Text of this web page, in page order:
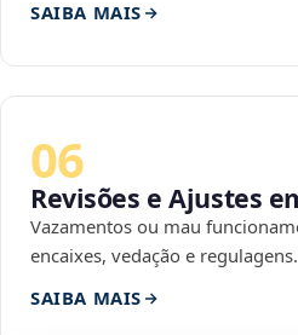
SAIBA MAIS
06
Revisões e Ajustes
Vazamentos ou mau
encaixes, vedação e regulagens.
SAIBA MAIS